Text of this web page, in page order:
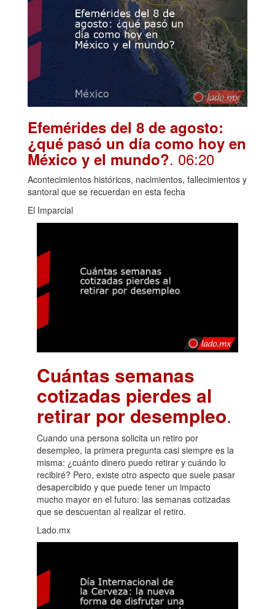
Efemérides del 8 de agosto:
¿qué pasó un día como hoy en
México y el mundo?. 06:20
Acontecimientos históricos, nacimientos, fallecimientos y
santoral que se recuerdan en esta fecha
El Imparcial
Cuántas semanas
cotizadas pierdes al
retirar por desempleo.
Cuando una persona solicita un retiro por
desempleo, la primera pregunta casi siempre es la
misma: ¿cuánto dinero puedo retirar y cuándo lo
recibiré? Pero, existe otro aspecto que suele pasar
desapercibido y que puede tener un impacto
mucho mayor en el futuro: las semanas cotizadas
que se descuentan al realizar el retiro.
Lado.mx